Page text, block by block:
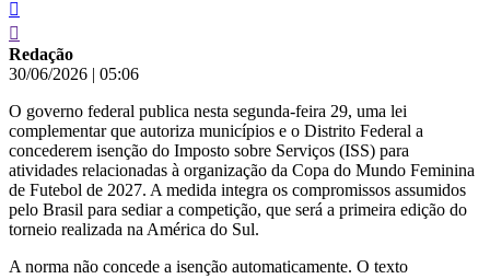
Redação
30/06/2026 | 05:06
O governo federal publica nesta segunda-feira 29, uma lei
complementar que autoriza municípios e o Distrito Federal a
concederem isenção do Imposto sobre Serviços (ISS) para
atividades relacionadas à organização da Copa do Mundo Feminina
de Futebol de 2027. A medida integra os compromissos assumidos
pelo Brasil para sediar a competição, que será a primeira edição do
torneio realizada na América do Sul.
A norma não concede a isenção automaticamente. O texto